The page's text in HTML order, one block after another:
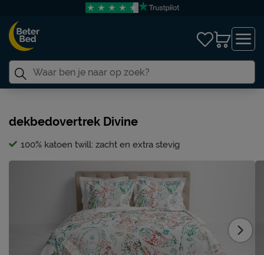
dekbedovertrek Divine
100% katoen twill: zacht en extra stevig